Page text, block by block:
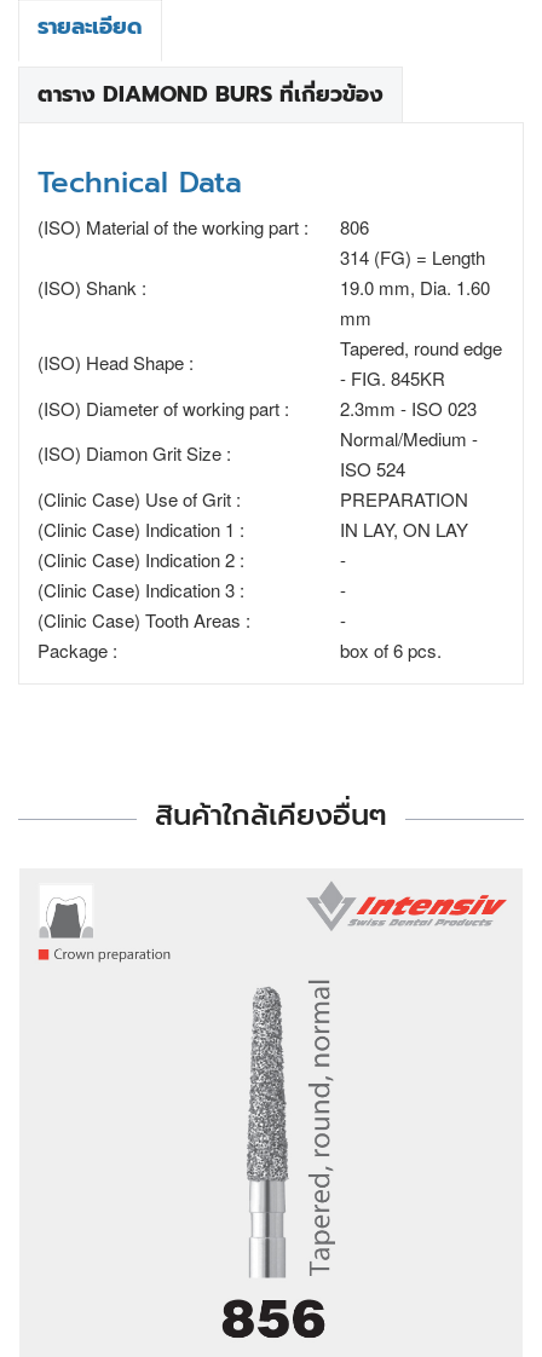
รายละเอียด
ตาราง DIAMOND BURS ที่เกี่ยวข้อง
Technical Data
(ISO) Material of the working part : 806
(ISO) Shank :
314 (FG) = Length
19.0 mm, Dia. 1.60
mm
(ISO) Head Shape :
Tapered, round edge
- FIG. 845KR
(ISO) Diameter of working part :
2.3mm - ISO 023
(ISO) Diamon Grit Size :
Normal/Medium -
ISO 524
(Clinic Case) Use of Grit :
PREPARATION
(Clinic Case) Indication 1 :
IN LAY, ON LAY
(Clinic Case) Indication 2 :
-
(Clinic Case) Indication 3 :
-
(Clinic Case) Tooth Areas :
-
Package :
box of 6 pcs.
สินค้าใกล้เคียงอื่นๆ